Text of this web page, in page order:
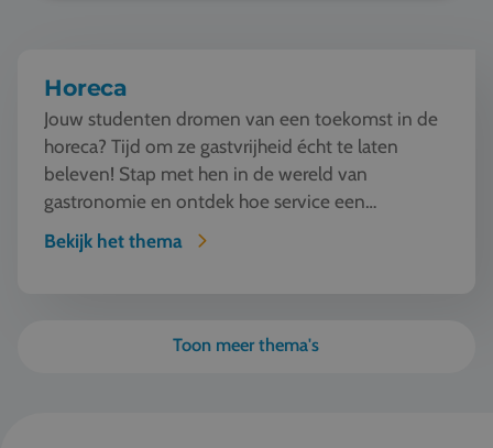
Horeca
Jouw studenten dromen van een toekomst in de
horeca? Tijd om ze gastvrijheid écht te laten
beleven! Stap met hen in de wereld van
gastronomie en ontdek hoe service een
kunstvorm wordt. Van w...
Bekijk het thema
Toon meer thema's